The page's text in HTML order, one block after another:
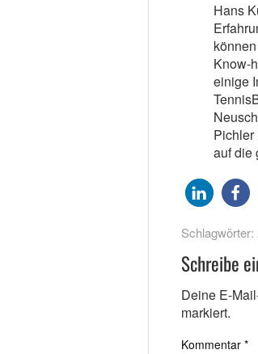
Hans
Know-
einige
Pichler
auf die
Schlagwörter:
Schreibe
Deine E-
markiert.
Kommentar *